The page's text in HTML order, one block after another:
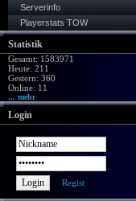
Serverinfo
Playerstats TOW
Statistik
Gesamt: 1583971
Heute: 211
Gestern: 360
Online: 11
... mehr
Login
Regist